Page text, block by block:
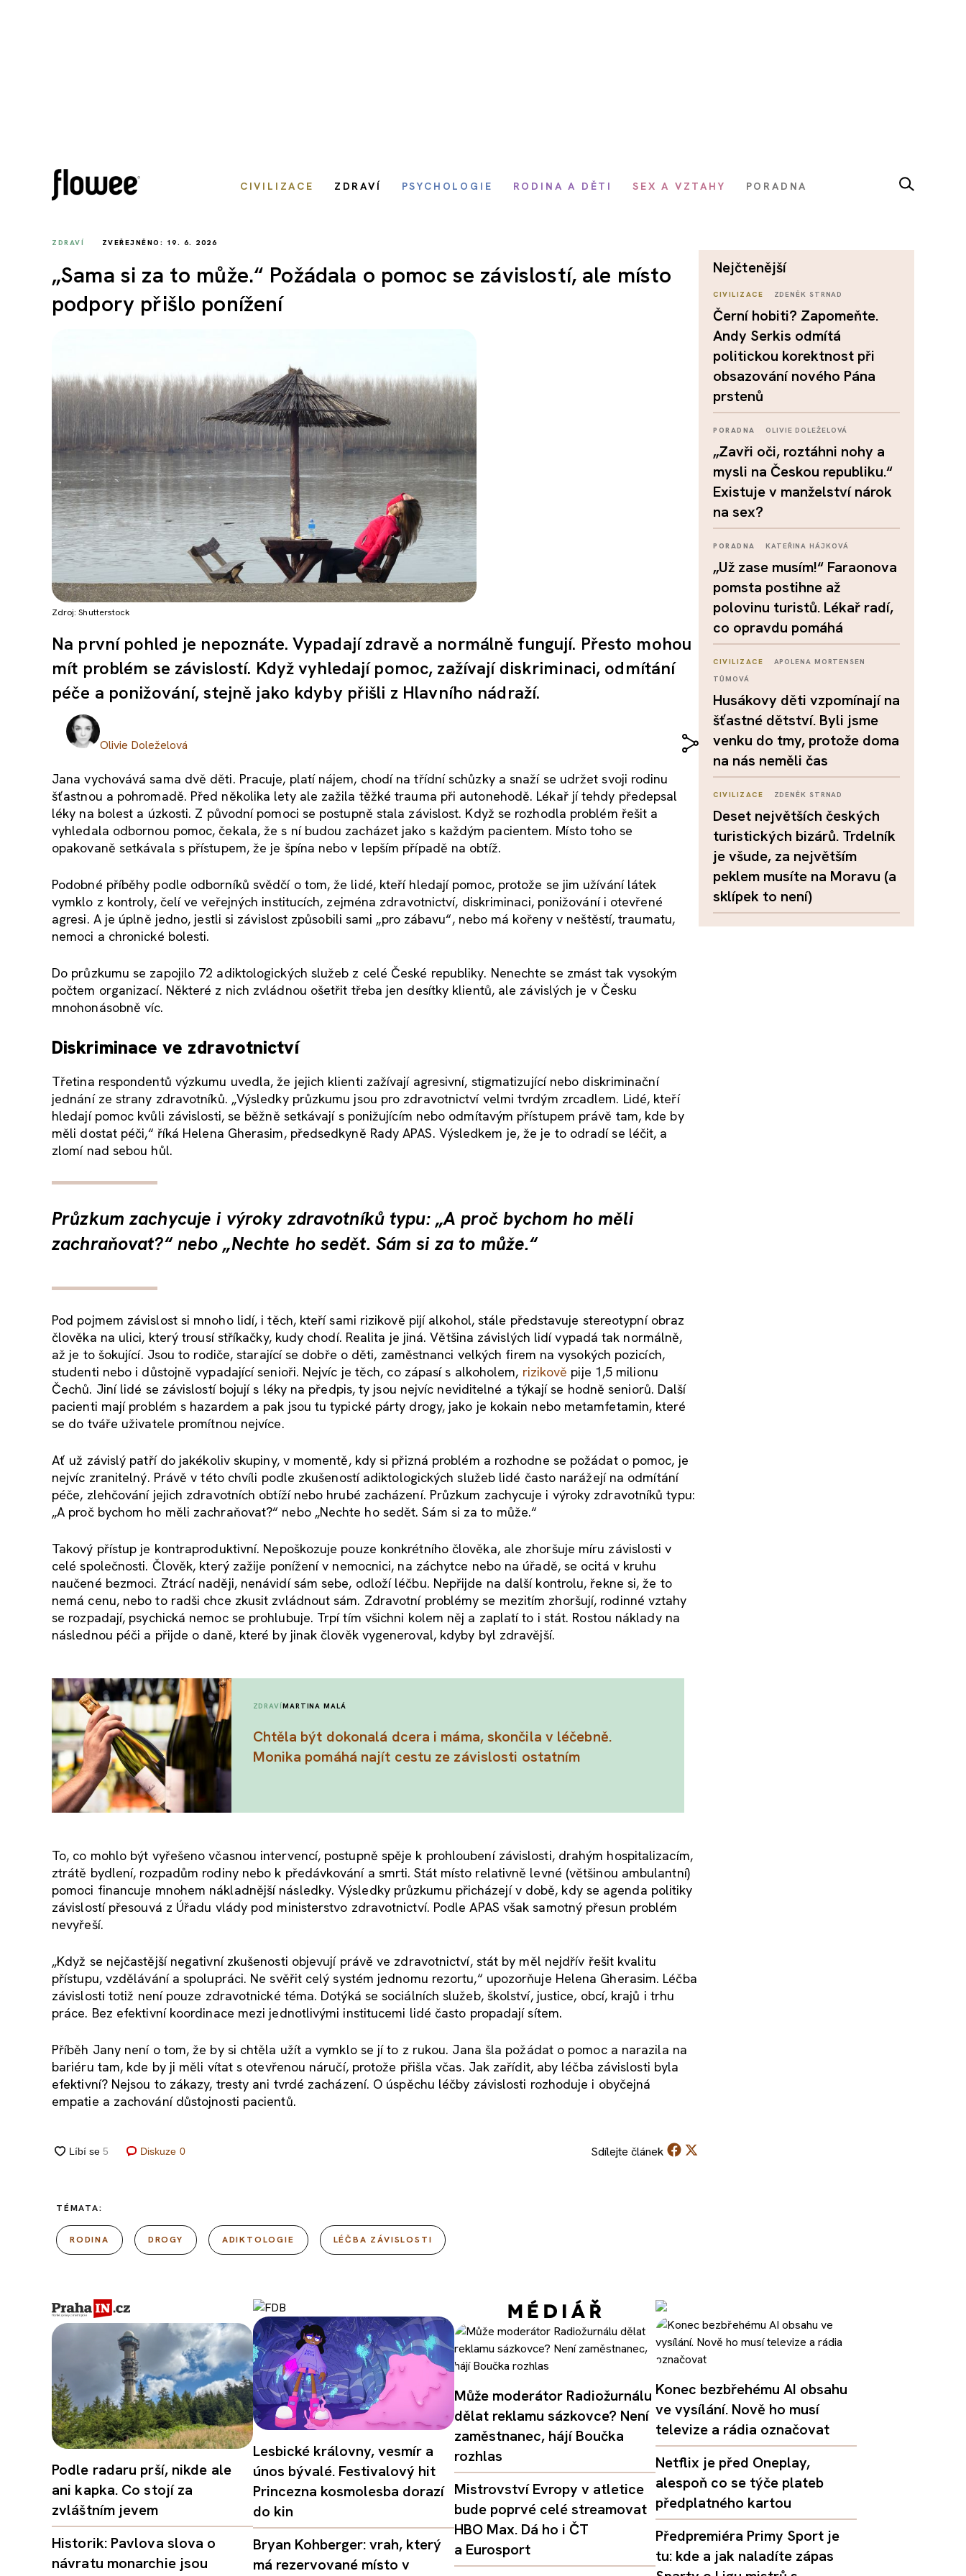
CIVILIZACE ZDRAVÍ PSYCHOLOGIE RODINA A DĚTI SEX A VZTAHY PORADNA
ZDRAVÍ ZVEŘEJNĚNO: 19. 6. 2026
„Sama si za to může.“ Požádala o pomoc se závislostí, ale místo
podpory přišlo ponížení
Zdroj: Shutterstock
Na první pohled je nepoznáte. Vypadají zdravě a normálně fungují. Přesto mohou
mít problém se závislostí. Když vyhledají pomoc, zažívají diskriminaci, odmítání
péče a ponižování, stejně jako kdyby přišli z Hlavního nádraží.
Olivie Doleželová
Jana vychovává sama dvě děti. Pracuje, platí nájem, chodí na třídní schůzky a snaží se udržet svoji rodinu
šťastnou a pohromadě. Před několika lety ale zažila těžké trauma při autonehodě. Lékař jí tehdy předepsal
léky na bolest a úzkosti. Z původní pomoci se postupně stala závislost. Když se rozhodla problém řešit a
vyhledala odbornou pomoc, čekala, že s ní budou zacházet jako s každým pacientem. Místo toho se
opakovaně setkávala s přístupem, že je špína nebo v lepším případě na obtíž.
Podobné příběhy podle odborníků svědčí o tom, že lidé, kteří hledají pomoc, protože se jim užívání látek
vymklo z kontroly, čelí ve veřejných institucích, zejména zdravotnictví, diskriminaci, ponižování i otevřené
agresi. A je úplně jedno, jestli si závislost způsobili sami „pro zábavu“, nebo má kořeny v neštěstí, traumatu,
nemoci a chronické bolesti.
Do průzkumu se zapojilo 72 adiktologických služeb z celé České republiky. Nenechte se zmást tak vysokým
počtem organizací. Některé z nich zvládnou ošetřit třeba jen desítky klientů, ale závislých je v Česku
mnohonásobně víc.
Diskriminace ve zdravotnictví
Třetina respondentů výzkumu uvedla, že jejich klienti zažívají agresivní, stigmatizující nebo diskriminační
jednání ze strany zdravotníků. „Výsledky průzkumu jsou pro zdravotnictví velmi tvrdým zrcadlem. Lidé, kteří
hledají pomoc kvůli závislosti, se běžně setkávají s ponižujícím nebo odmítavým přístupem právě tam, kde by
měli dostat péči,“ říká Helena Gherasim, předsedkyně Rady APAS. Výsledkem je, že je to odradí se léčit, a
zlomí nad sebou hůl.
Průzkum zachycuje i výroky zdravotníků typu: „A proč bychom ho měli
zachraňovat?“ nebo „Nechte ho sedět. Sám si za to může.“
Pod pojmem závislost si mnoho lidí, i těch, kteří sami rizikově pijí alkohol, stále představuje stereotypní obraz
člověka na ulici, který trousí stříkačky, kudy chodí. Realita je jiná. Většina závislých lidí vypadá tak normálně,
až je to šokující. Jsou to rodiče, starající se dobře o děti, zaměstnanci velkých firem na vysokých pozicích,
studenti nebo i důstojně vypadající senioři. Nejvíc je těch, co zápasí s alkoholem, rizikově pije 1,5 milionu
Čechů. Jiní lidé se závislostí bojují s léky na předpis, ty jsou nejvíc neviditelné a týkají se hodně seniorů. Další
pacienti mají problém s hazardem a pak jsou tu typické párty drogy, jako je kokain nebo metamfetamin, které
se do tváře uživatele promítnou nejvíce.
Ať už závislý patří do jakékoliv skupiny, v momentě, kdy si přizná problém a rozhodne se požádat o pomoc, je
nejvíc zranitelný. Právě v této chvíli podle zkušeností adiktologických služeb lidé často narážejí na odmítání
péče, zlehčování jejich zdravotních obtíží nebo hrubé zacházení. Průzkum zachycuje i výroky zdravotníků typu:
„A proč bychom ho měli zachraňovat?“ nebo „Nechte ho sedět. Sám si za to může.“
Takový přístup je kontraproduktivní. Nepoškozuje pouze konkrétního člověka, ale zhoršuje míru závislosti v
celé společnosti. Člověk, který zažije ponížení v nemocnici, na záchytce nebo na úřadě, se ocitá v kruhu
naučené bezmoci. Ztrácí naději, nenávidí sám sebe, odloží léčbu. Nepřijde na další kontrolu, řekne si, že to
nemá cenu, nebo to radši chce zkusit zvládnout sám. Zdravotní problémy se mezitím zhoršují, rodinné vztahy
se rozpadají, psychická nemoc se prohlubuje. Trpí tím všichni kolem něj a zaplatí to i stát. Rostou náklady na
následnou péči a přijde o daně, které by jinak člověk vygeneroval, kdyby byl zdravější.
ZDRAVÍMARTINA MALÁ
Chtěla být dokonalá dcera i máma, skončila v léčebně.
Monika pomáhá najít cestu ze závislosti ostatním
To, co mohlo být vyřešeno včasnou intervencí, postupně spěje k prohloubení závislosti, drahým hospitalizacím,
ztrátě bydlení, rozpadům rodiny nebo k předávkování a smrti. Stát místo relativně levné (většinou ambulantní)
pomoci financuje mnohem nákladnější následky. Výsledky průzkumu přicházejí v době, kdy se agenda politiky
závislostí přesouvá z Úřadu vlády pod ministerstvo zdravotnictví. Podle APAS však samotný přesun problém
nevyřeší.
„Když se nejčastější negativní zkušenosti objevují právě ve zdravotnictví, stát by měl nejdřív řešit kvalitu
přístupu, vzdělávání a spolupráci. Ne svěřit celý systém jednomu rezortu,“ upozorňuje Helena Gherasim. Léčba
závislosti totiž není pouze zdravotnické téma. Dotýká se sociálních služeb, školství, justice, obcí, krajů i trhu
práce. Bez efektivní koordinace mezi jednotlivými institucemi lidé často propadají sítem.
Příběh Jany není o tom, že by si chtěla užít a vymklo se jí to z rukou. Jana šla požádat o pomoc a narazila na
bariéru tam, kde by ji měli vítat s otevřenou náručí, protože přišla včas. Jak zařídit, aby léčba závislosti byla
efektivní? Nejsou to zákazy, tresty ani tvrdé zacházení. O úspěchu léčby závislosti rozhoduje i obyčejná
empatie a zachování důstojnosti pacientů.
Diskuze 0 Sdílejte článek
TÉMATA:
RODINA DROGY ADIKTOLOGIE LÉČBA ZÁVISLOSTI
nejčtenější
CIVILIZACE ZDENĚK STRNAD
Černí hobiti? Zapomeňte.
Andy Serkis odmítá
politickou korektnost při
obsazování nového Pána
prstenů
PORADNA OLIVIE DOLEŽELOVÁ
„Zavři oči, roztáhni nohy a
mysli na Českou republiku.“
Existuje v manželství nárok
na sex?
PORADNA KATEŘINA HÁJKOVÁ
„Už zase musím!“ Faraonova
pomsta postihne až
polovinu turistů. Lékař radí,
co opravdu pomáhá
CIVILIZACE
APOLENA MORTENSEN
TŮMOVÁ
Husákovy děti vzpomínají na
šťastné dětství. Byli jsme
venku do tmy, protože doma
na nás neměli čas
CIVILIZACE ZDENĚK STRNAD
Deset největších českých
turistických bizárů. Trdelník
je všude, za největším
peklem musíte na Moravu (a
sklípek to není)
Podle radaru prší, nikde ale
ani kapka. Co stojí za
zvláštním jevem
Historik: Pavlova slova o
návratu monarchie jsou
Lesbické královny, vesmír a
únos bývalé. Festivalový hit
Princezna kosmolesba dorazí
do kin
Bryan Kohberger: vrah, který
má rezervované místo v
Může moderátor Radiožurnálu
dělat reklamu sázkovce? Není
zaměstnanec, hájí Boučka
rozhlas
Mistrovství Evropy v atletice
bude poprvé celé streamovat
HBO Max. Dá ho i ČT
a Eurosport
Konec bezbřehému AI obsahu
ve vysílání. Nově ho musí
televize a rádia označovat
Netflix je před Oneplay,
alespoň co se týče plateb
předplatného kartou
Předpremiéra Primy Sport je
tu: kde a jak naladíte zápas